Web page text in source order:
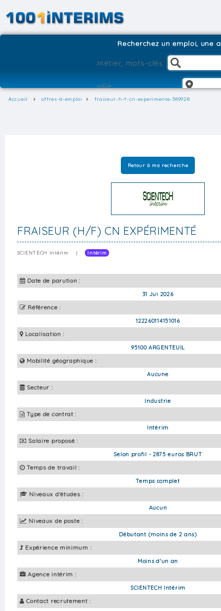
Recherchez un emploi, une
Accueil offres-d-emploi fraiseur-h-f-cn-experimente-389928
Retour à ma recherche
FRAISEUR (H/F) CN EXPÉRIMENTÉ
SCIENTECH Intérim | Intérim
Date de parution :
31 Jui 2026
Référence :
122260114151016
Localisation :
95100 ARGENTEUIL
Mobilité géographique :
Aucune
Secteur :
Industrie
Type de contrat :
Intérim
Salaire proposé :
Selon profil - 2875 euros BRUT
Temps de travail :
Temps complet
Niveaux d'études :
Aucun
Niveaux de poste :
Débutant (moins de 2 ans)
Expérience minimum :
Moins d'un an
Agence intérim :
SCIENTECH Intérim
Contact recrutement :